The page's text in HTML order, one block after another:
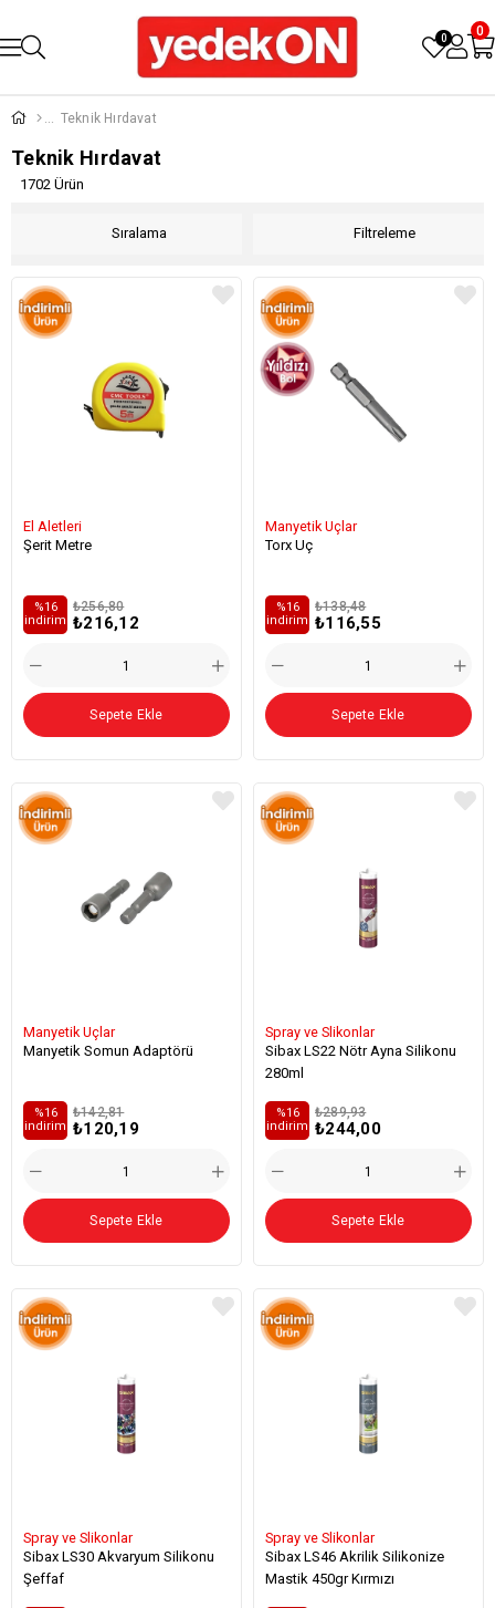
0 0
Teknik Hırdavat
Teknik Hırdavat
Filtreleme
Sıralama
1702 Ürün
El Aletleri
Şerit Metre
₺216,12
₺256,80
%16
i̇ndirim
Sepete Ekle
Manyetik Uçlar
Torx Uç
₺116,55
₺138,48
%16
i̇ndirim
Sepete Ekle
Manyetik Uçlar
Manyetik Somun Adaptörü
₺120,19
₺142,81
%16
i̇ndirim
Sepete Ekle
Spray ve Slikonlar
Sibax LS22 Nötr Ayna Silikonu
280ml
₺244,00
₺289,93
%16
i̇ndirim
Sepete Ekle
Spray ve Slikonlar
Sibax LS30 Akvaryum Silikonu
Şeffaf
Spray ve Slikonlar
Sibax LS46 Akrilik Silikonize
Mastik 450gr Kırmızı